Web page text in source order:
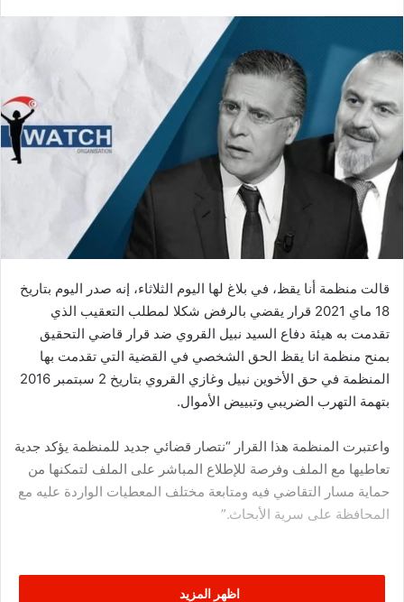
قالت منظمة أنا يقظ، في بلاغ لها اليوم الثلاثاء، إنه صدر اليوم بتاريخ
18 ماي 2021 قرار يقضي بالرفض شكلا لمطلب التعقيب الذي
تقدمت به هيئة دفاع السيد نبيل القروي ضد قرار قاضي التحقيق
بمنح منظمة انا يقظ الحق الشخصي في القضية التي تقدمت بها
المنظمة في حق الأخوين نبيل وغازي القروي بتاريخ 2 سبتمبر 2016
بتهمة التهرب الضريبي وتبييض الأموال.
واعتبرت المنظمة هذا القرار “نتصار قضائي جديد للمنظمة يؤكد جدية
تعاطيها مع الملف وفرصة للإطلاع المباشر على الملف لتمكنها من
حماية مسار التقاضي فيه ومتابعة مختلف المعطيات الواردة عليه مع
المحافظة على سرية الأبحاث.”
اظهر المزيد